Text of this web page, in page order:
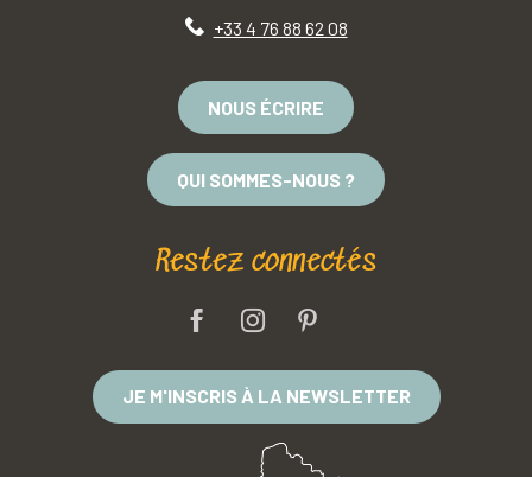
+33 4 76 88 62 08
NOUS ÉCRIRE
QUI SOMMES-NOUS ?
Restez connectés
JE M'INSCRIS À LA NEWSLETTER